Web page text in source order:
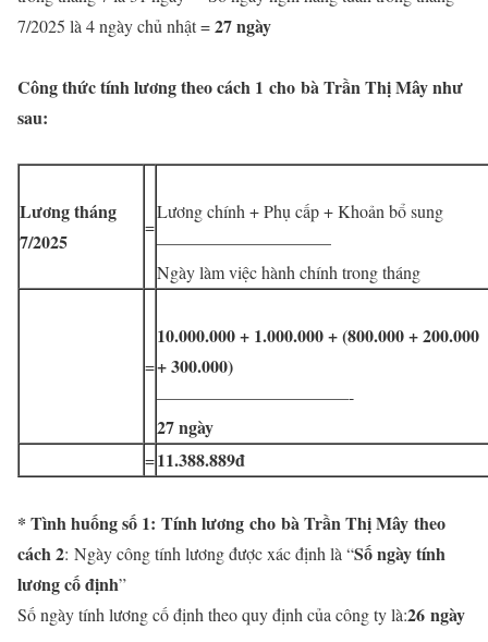
7/2025 là 4 ngày chủ nhật =27 ngày
Công thức tính lương theo cách 1 cho bà Trần Thị Mây như
sau:
Lương tháng
7/2025
=
Lương chính + Phụ cấp + Khoản bổ sung
——————————
Ngày làm việc hành chính trong tháng
=
10.000.000 + 1.000.000 + (800.000 + 200.000
+ 300.000)
———————————-
27 ngày
=11.388.889đ
* Tình huống số 1: Tính lương cho bà Trần Thị Mây theo
cách 2: Ngày công tính lương được xác định là “Số ngày tính
lương cố định”
Số ngày tính lương cố định theo quy định của công ty là:26 ngày